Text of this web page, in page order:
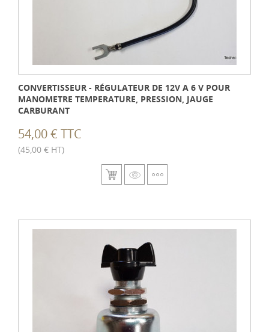
CONVERTISSEUR - RÉGULATEUR DE 12V A 6 V POUR
MANOMETRE TEMPERATURE, PRESSION, JAUGE
CARBURANT
54,00 € TTC
(45,00 € HT)